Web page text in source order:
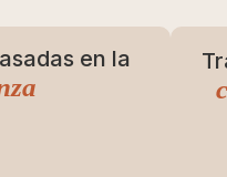
en la